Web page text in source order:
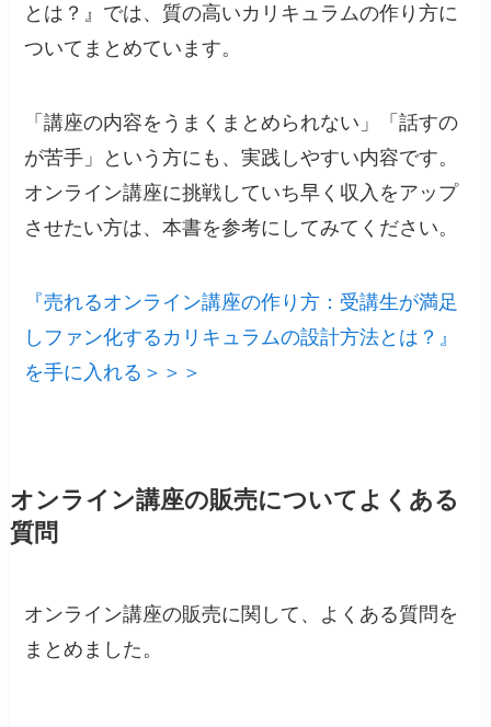
とは？』では、質の高いカリキュラムの作り方に
ついてまとめています。
「講座の内容をうまくまとめられない」「話すの
が苦手」という方にも、実践しやすい内容です。
オンライン講座に挑戦していち早く収入をアップ
させたい方は、本書を参考にしてみてください。
『売れるオンライン講座の作り方：受講生が満足
しファン化するカリキュラムの設計方法とは？』
を手に入れる＞＞＞
オンライン講座の販売についてよくある
質問
オンライン講座の販売に関して、よくある質問を
まとめました。